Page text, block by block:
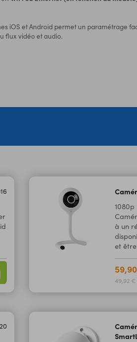
iOS et Android permet un paramétrage
flux vidéo et audio.
1080p
à un
et
49,92 €